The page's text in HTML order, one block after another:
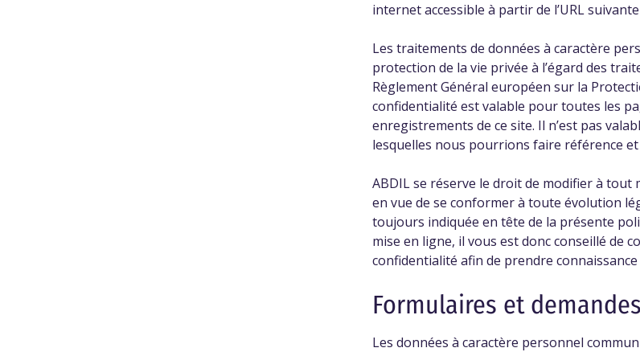
internet accessible à partir de l’URL suivante
Les traitements de données à caractère
protection de la vie privée à l’égard des
Règlement Général européen sur la
confidentialité est valable pour toutes les
enregistrements de ce site. Il n’est pas
lesquelles nous pourrions faire référence
ABDIL se réserve le droit de modifier à
en vue de se conformer à toute évolution
toujours indiquée en tête de la présente
mise en ligne, il vous est donc conseillé de
confidentialité afin de prendre
Formulaires et
Les données à caractère personnel